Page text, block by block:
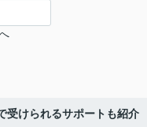
受けられるサポートも紹介